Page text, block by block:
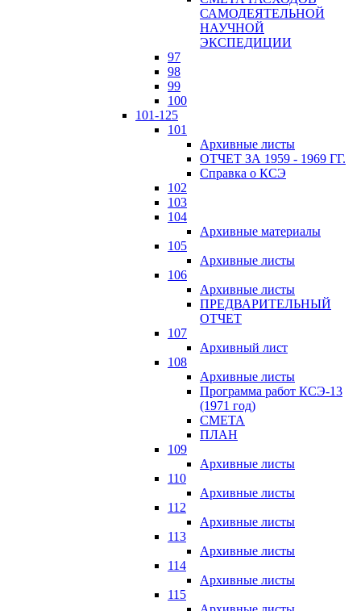
САМОДЕЯТЕЛЬНОЙ
НАУЧНОЙ
ЭКСПЕДИЦИИ
97
98
99
100
101-125
101
Архивные листы
ОТЧЕТ ЗА 1959 - 1969 ГГ.
Справка о КСЭ
102
103
104
Архивные материалы
105
Архивные листы
106
Архивные листы
ПРЕДВАРИТЕЛЬНЫЙ
ОТЧЕТ
107
Архивный лист
108
Архивные листы
Программа работ КСЭ-13
(1971 год)
СМЕTA
ПЛАН
109
Архивные листы
110
Архивные листы
112
Архивные листы
113
Архивные листы
114
Архивные листы
115